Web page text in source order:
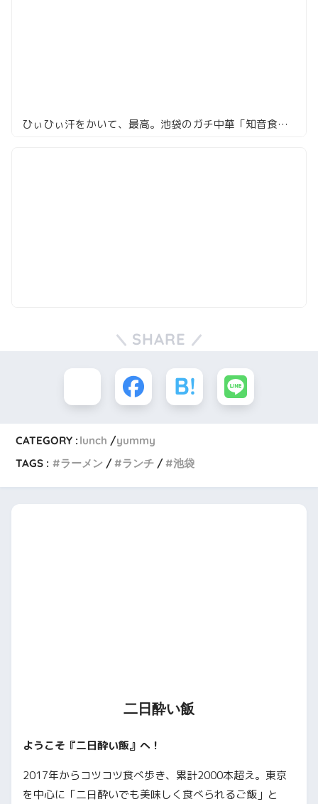
ひぃひぃ汗をかいて、最高。池袋のガチ中華「知音食堂」で本場四川を浴びる
SHARE
CATEGORY : lunch
yummy
TAGS :
ラーメン ランチ 池袋
二日酔い飯
ようこそ『二日酔い飯』へ！
2017年からコツコツ食べ歩き、累計2000本超え。東京
を中心に「二日酔いでも美味しく食べられるご飯」と